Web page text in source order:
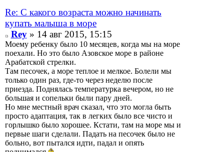
Re: С какого возраста можно начинать
купать малыша в море
Rey» 14 авг 2015, 15:15
Моему ребенку было 10 месяцев, когда мы на море
поехали. Но это было Азовское море в районе
Арабатской стрелки.
Там песочек, а море теплое и мелкое. Болели мы
только один раз, где-то через неделю после
приезда. Поднялась температурка вечером, но не
большая и сопельки были пару дней.
Но мне местный врач сказал, что это могла быть
просто адаптация, так в легких было все чисто и
горлышко было хорошее. Кстати, там на море мы и
первые шаги сделали. Падать на песочек было не
больно, вот пытался идти, падал и опять